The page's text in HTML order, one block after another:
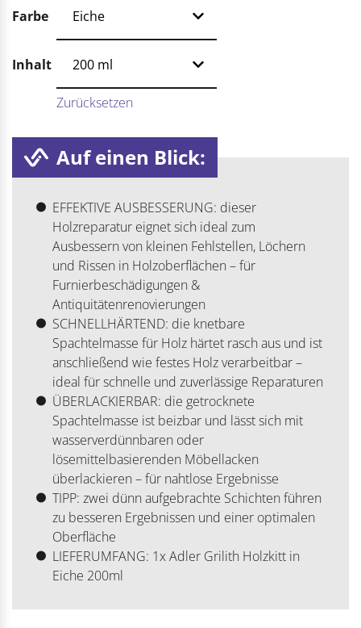
Farbe
Inhalt
Zurücksetzen
Auf einen Blick:
EFFEKTIVE AUSBESSERUNG: dieser
Holzreparatur eignet sich ideal zum
Ausbessern von kleinen Fehlstellen, Löchern
und Rissen in Holzoberflächen – für
Furnierbeschädigungen &
Antiquitätenrenovierungen
SCHNELLHÄRTEND: die knetbare
Spachtelmasse für Holz härtet rasch aus und ist
anschließend wie festes Holz verarbeitbar –
ideal für schnelle und zuverlässige Reparaturen
ÜBERLACKIERBAR: die getrocknete
Spachtelmasse ist beizbar und lässt sich mit
wasserverdünnbaren oder
lösemittelbasierenden Möbellacken
überlackieren – für nahtlose Ergebnisse
TIPP: zwei dünn aufgebrachte Schichten führen
zu besseren Ergebnissen und einer optimalen
Oberfläche
LIEFERUMFANG: 1x Adler Grilith Holzkitt in
Eiche 200ml